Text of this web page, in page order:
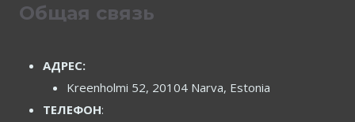
Общая связь
АДРЕС:
Kreenholmi 52, 20104 Narva, Estonia
ТЕЛЕФОН: